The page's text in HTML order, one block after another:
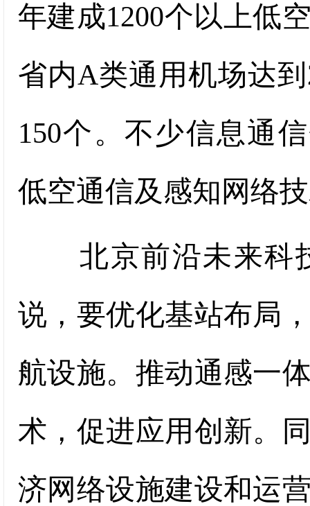
年建成1200个以上低
省内A类通用机场达
150个。不少信息通
低空通信及感知网络
北京前沿未来科
说，要优化基站布局
航设施。推动通感一
术，促进应用创新。
济网络设施建设和运